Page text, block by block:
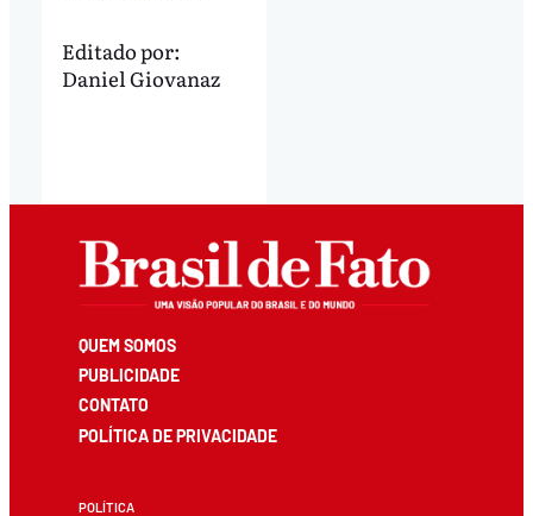
Editado por:
Daniel Giovanaz
QUEM SOMOS
PUBLICIDADE
CONTATO
POLÍTICA DE PRIVACIDADE
POLÍTICA